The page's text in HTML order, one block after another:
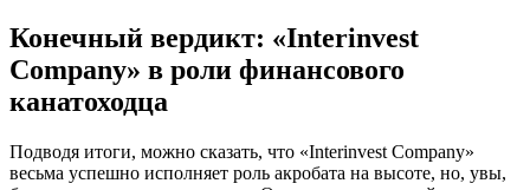
Конечный вердикт: «Interinvest
Company» в роли финансового
канатоходца
Подводя итоги, можно сказать, что «Interinvest Company»
весьма успешно исполняет роль акробата на высоте, но, увы,